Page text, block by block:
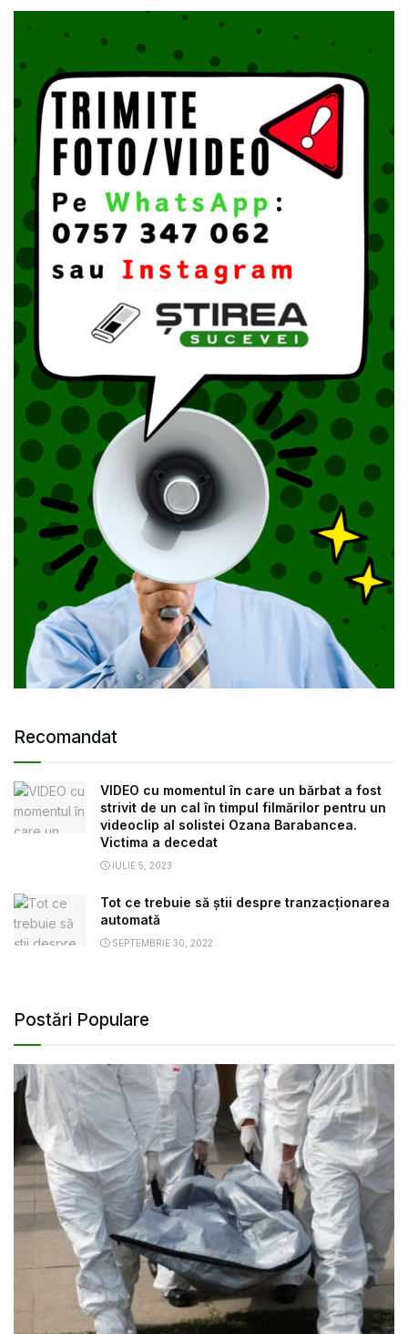
Recomandat
VIDEO cu momentul în care un bărbat a fost
strivit de un cal în timpul filmărilor pentru un
videoclip al solistei Ozana Barabancea.
Victima a decedat
IULIE 5, 2023
Tot ce trebuie să știi despre tranzacționarea
automată
SEPTEMBRIE 30, 2022
Postări Populare